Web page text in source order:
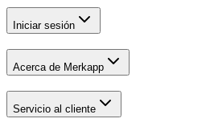
Iniciar sesión
Acerca de Merkapp
Servicio al cliente